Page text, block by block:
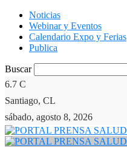
Noticias
Webinar y Eventos
Calendario Expo y Ferias
Publica
Buscar
6.7 C
Santiago, CL
sábado, agosto 8, 2026